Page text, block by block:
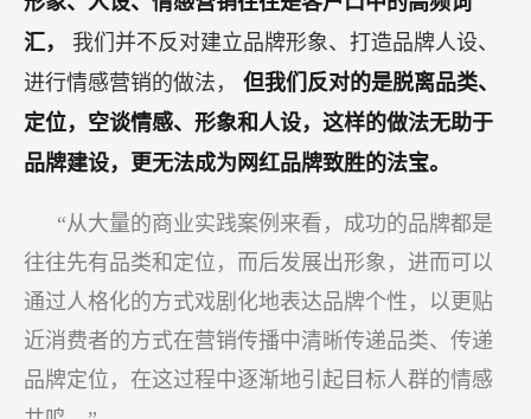
汇， 我们并不反对建立品牌形象、打造品牌人设、
进行情感营销的做法， 但我们反对的是脱离品类、
定位，空谈情感、形象和人设，这样的做法无助于
品牌建设，更无法成为网红品牌致胜的法宝。
“从大量的商业实践案例来看，成功的品牌都是
往往先有品类和定位，而后发展出形象，进而可以
通过人格化的方式戏剧化地表达品牌个性，以更贴
近消费者的方式在营销传播中清晰传递品类、传递
品牌定位，在这过程中逐渐地引起目标人群的情感